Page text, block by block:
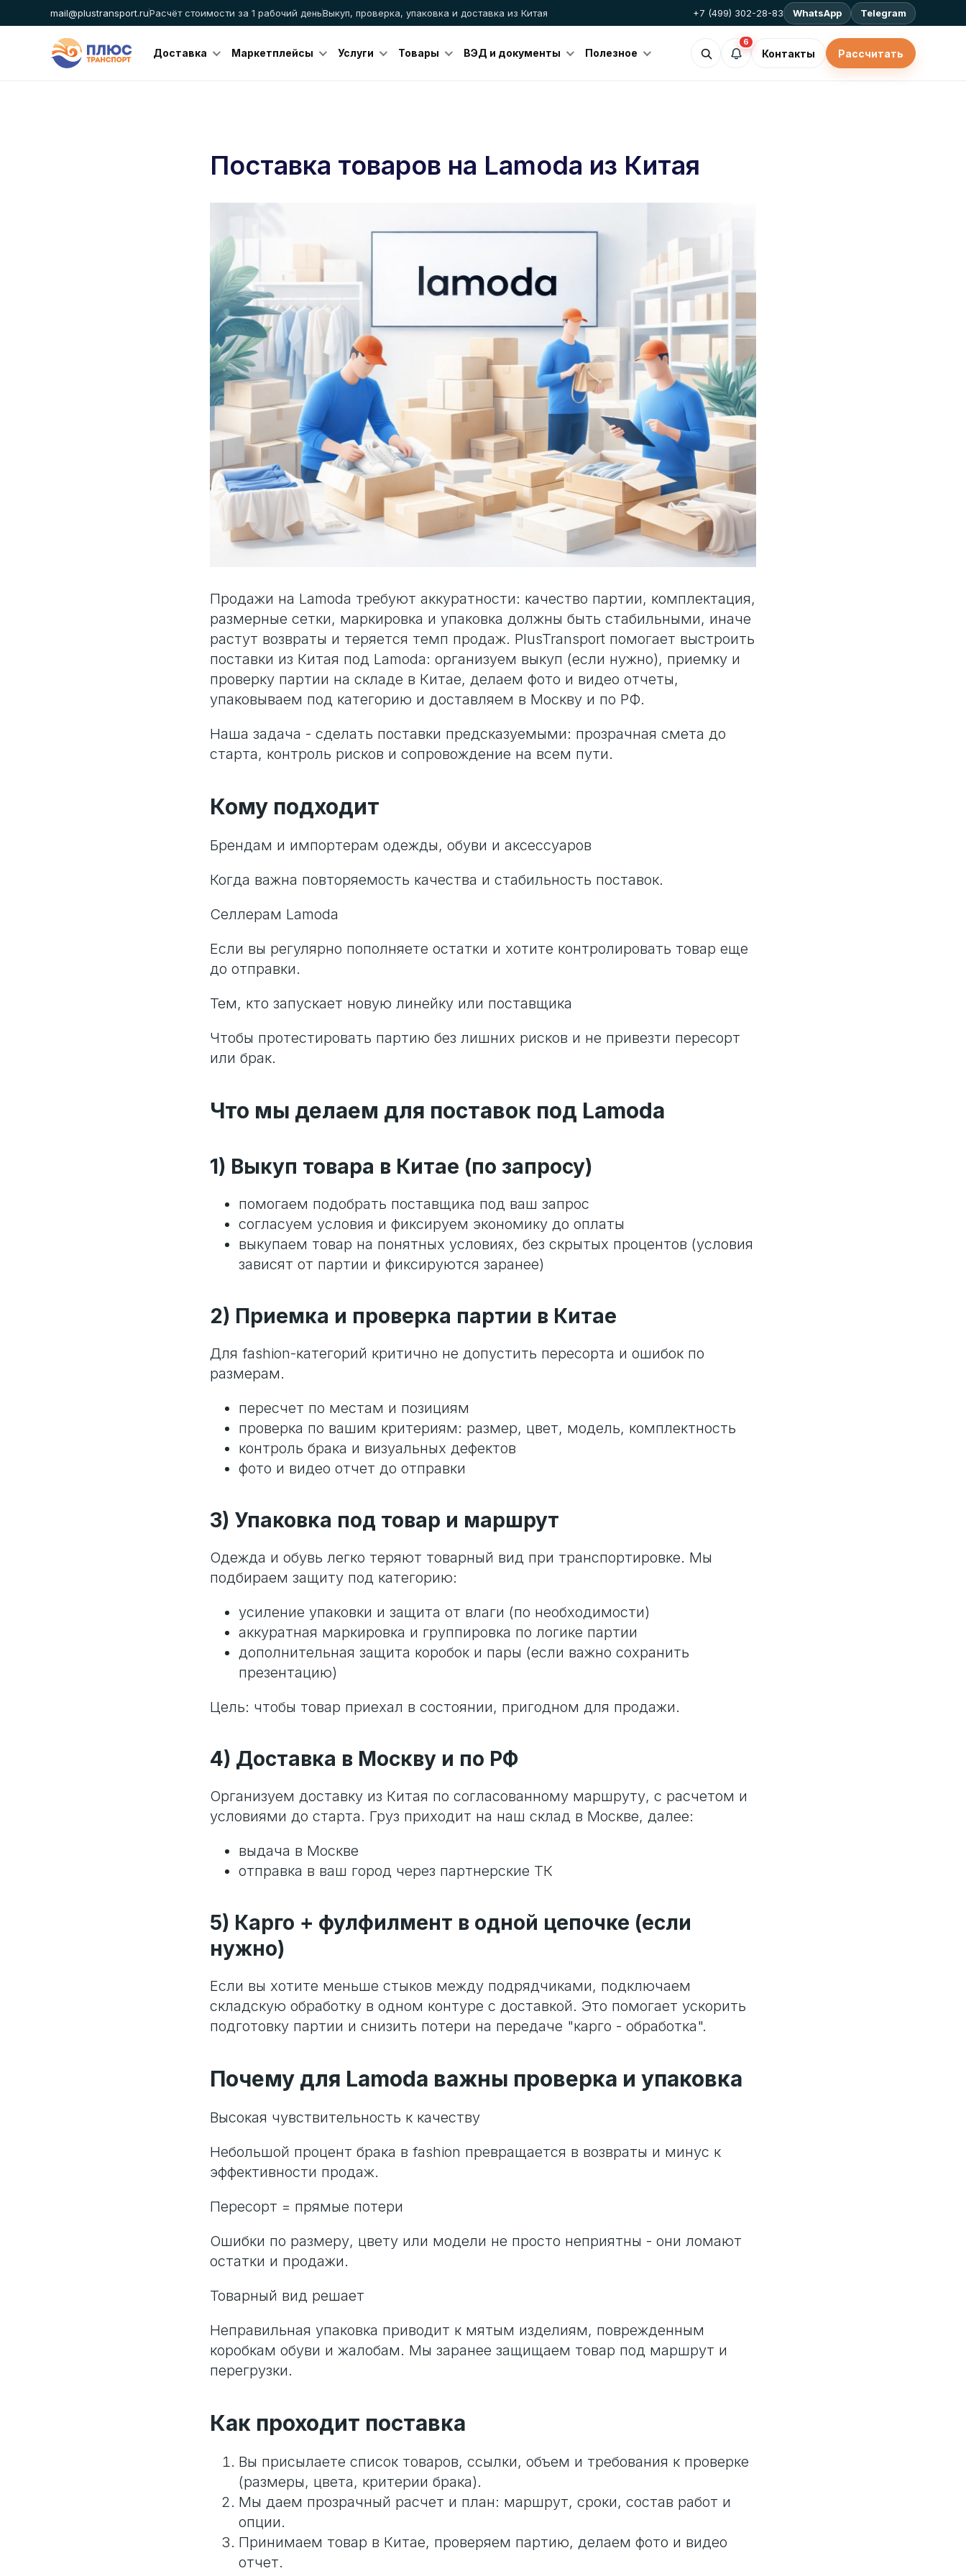
mail@plustransport.ruРасчёт стоимости за 1 рабочий деньВыкуп, проверка, упаковка и доставка из Китая +7 (499) 302-28-83 WhatsApp Telegram
Доставка Маркетплейсы Услуги Товары ВЭД и документы Полезное
6
Контакты Рассчитать
Поставка товаров на Lamoda из Китая
Продажи на Lamoda требуют аккуратности: качество партии, комплектация,
размерные сетки, маркировка и упаковка должны быть стабильными, иначе
растут возвраты и теряется темп продаж. PlusTransport помогает выстроить
поставки из Китая под Lamoda: организуем выкуп (если нужно), приемку и
проверку партии на складе в Китае, делаем фото и видео отчеты,
упаковываем под категорию и доставляем в Москву и по РФ.
Наша задача - сделать поставки предсказуемыми: прозрачная смета до
старта, контроль рисков и сопровождение на всем пути.
Кому подходит
Брендам и импортерам одежды, обуви и аксессуаров
Когда важна повторяемость качества и стабильность поставок.
Селлерам Lamoda
Если вы регулярно пополняете остатки и хотите контролировать товар еще
до отправки.
Тем, кто запускает новую линейку или поставщика
Чтобы протестировать партию без лишних рисков и не привезти пересорт
или брак.
Что мы делаем для поставок под Lamoda
1) Выкуп товара в Китае (по запросу)
помогаем подобрать поставщика под ваш запрос
согласуем условия и фиксируем экономику до оплаты
выкупаем товар на понятных условиях, без скрытых процентов (условия
зависят от партии и фиксируются заранее)
2) Приемка и проверка партии в Китае
Для fashion-категорий критично не допустить пересорта и ошибок по
размерам.
пересчет по местам и позициям
проверка по вашим критериям: размер, цвет, модель, комплектность
контроль брака и визуальных дефектов
фото и видео отчет до отправки
3) Упаковка под товар и маршрут
Одежда и обувь легко теряют товарный вид при транспортировке. Мы
подбираем защиту под категорию:
усиление упаковки и защита от влаги (по необходимости)
аккуратная маркировка и группировка по логике партии
дополнительная защита коробок и пары (если важно сохранить
презентацию)
Цель: чтобы товар приехал в состоянии, пригодном для продажи.
4) Доставка в Москву и по РФ
Организуем доставку из Китая по согласованному маршруту, с расчетом и
условиями до старта. Груз приходит на наш склад в Москве, далее:
выдача в Москве
отправка в ваш город через партнерские ТК
5) Карго + фулфилмент в одной цепочке (если
нужно)
Если вы хотите меньше стыков между подрядчиками, подключаем
складскую обработку в одном контуре с доставкой. Это помогает ускорить
подготовку партии и снизить потери на передаче "карго - обработка".
Почему для Lamoda важны проверка и упаковка
Высокая чувствительность к качеству
Небольшой процент брака в fashion превращается в возвраты и минус к
эффективности продаж.
Пересорт = прямые потери
Ошибки по размеру, цвету или модели не просто неприятны - они ломают
остатки и продажи.
Товарный вид решает
Неправильная упаковка приводит к мятым изделиям, поврежденным
коробкам обуви и жалобам. Мы заранее защищаем товар под маршрут и
перегрузки.
Как проходит поставка
Вы присылаете список товаров, ссылки, объем и требования к проверке
(размеры, цвета, критерии брака).
Мы даем прозрачный расчет и план: маршрут, сроки, состав работ и
опции.
Принимаем товар в Китае, проверяем партию, делаем фото и видео
отчет.